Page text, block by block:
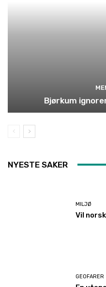
Bjørkum
NYESTE SAKER
MILJØ
Vil
GEOFARER